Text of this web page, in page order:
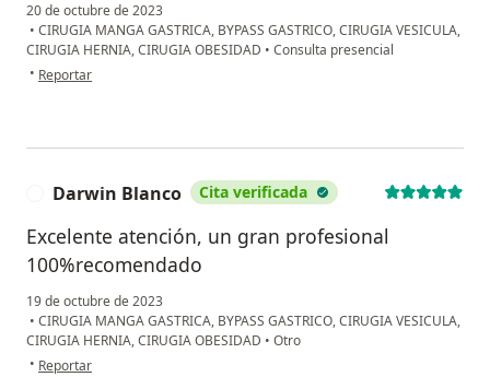
20 de octubre de 2023
• CIRUGIA MANGA GASTRICA, BYPASS GASTRICO, CIRUGIA VESICULA,
CIRUGIA HERNIA, CIRUGIA OBESIDAD • Consulta presencial
• en opinión del usuario SSAP
Reportar
Darwin Blanco Cita verificada
Excelente atención, un gran profesional
100%recomendado
19 de octubre de 2023
• CIRUGIA MANGA GASTRICA, BYPASS GASTRICO, CIRUGIA VESICULA,
CIRUGIA HERNIA, CIRUGIA OBESIDAD • Otro
• en opinión del usuario Darwin Blanco
Reportar